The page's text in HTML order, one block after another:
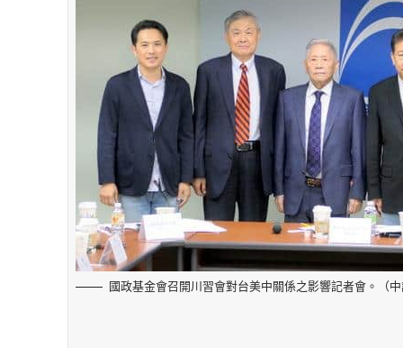
國政基金會召開川習會對台美中關係之影響記者會。（